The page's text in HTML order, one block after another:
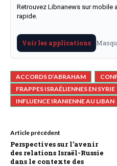
Retrouvez Libnanews sur mobile
rapide.
Voir les applications
ACCORDS D’ABRAHAM
FRAPPES ISRAÉLIENNES EN SYRIE
INFLUENCE IRANIENNE AU LIBAN
Article précédent
Perspectives sur l’avenir
des relations Israël-Russie
dans le contexte des